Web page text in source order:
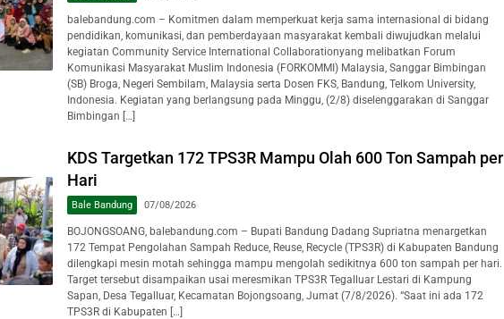
balebandung.com – Komitmen dalam memperkuat kerja sama internasional di bidang
pendidikan, komunikasi, dan pemberdayaan masyarakat kembali diwujudkan melalui
kegiatan Community Service International Collaborationyang melibatkan Forum
Komunikasi Masyarakat Muslim Indonesia (FORKOMMI) Malaysia, Sanggar Bimbingan
(SB) Broga, Negeri Sembilam, Malaysia serta Dosen FKS, Bandung, Telkom University,
Indonesia. Kegiatan yang berlangsung pada Minggu, (2/8) diselenggarakan di Sanggar
Bimbingan […]
KDS Targetkan 172 TPS3R Mampu Olah 600 Ton Sampah per
Hari
Bale Bandung 07/08/2026
BOJONGSOANG, balebandung.com – Bupati Bandung Dadang Supriatna menargetkan
172 Tempat Pengolahan Sampah Reduce, Reuse, Recycle (TPS3R) di Kabupaten Bandung
dilengkapi mesin motah sehingga mampu mengolah sedikitnya 600 ton sampah per hari.
Target tersebut disampaikan usai meresmikan TPS3R Tegalluar Lestari di Kampung
Sapan, Desa Tegalluar, Kecamatan Bojongsoang, Jumat (7/8/2026). “Saat ini ada 172
TPS3R di Kabupaten […]